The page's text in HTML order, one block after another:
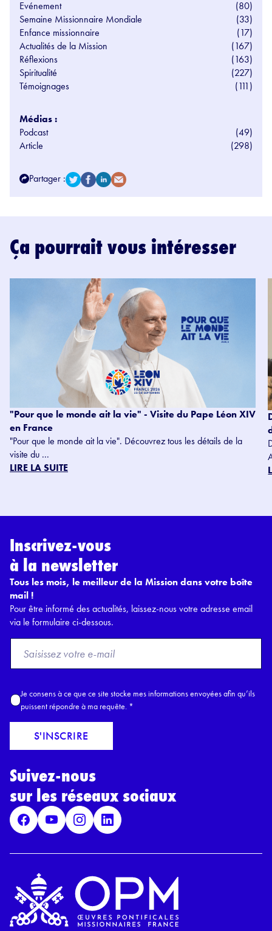
Evénement
(80)
Semaine Missionnaire Mondiale
(33)
Enfance missionnaire
(17)
Actualités de la Mission
(167)
Réflexions
(163)
Spiritualité
(227)
Témoignages
(111)
Médias :
Podcast
(49)
Article
(298)
Partager :
Ça pourrait vous intéresser
"Pour que le monde ait la vie" - Visite du Pape Léon XIV
en France
"Pour que le monde ait la vie". Découvrez tous les détails de la
visite du ...
LIRE LA SUITE
Inscrivez-vous
à la newsletter
Tous les mois, le meilleur de la Mission dans votre boîte
mail !
Pour être informé des actualités, laissez-nous votre adresse email
via le formulaire ci-dessous.
o
E
m
a
l
A
c
c
R
P
D
*
Je consens à ce que ce site stocke mes informations envoyées afin qu’ils
puissent répondre à ma requête. *
S'INSCRIRE
Suivez-nous
sur les réseaux sociaux